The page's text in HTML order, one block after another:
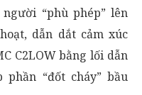
“phù phép” lên
dẫn dắt cảm xúc
C2LOW bằng lối dẫn
“đốt cháy” bầu